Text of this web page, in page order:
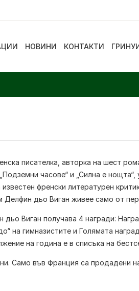
НОВИНИ КОНТАКТИ
писателка, авторка на шест
часове“ и „Силна е
френски литературен
Делфин дьо Виган живее само от
дьо Виган получава 4 награди:
на гимназистите и Голямата
на година е в списъка на
Само във Франция са продадени